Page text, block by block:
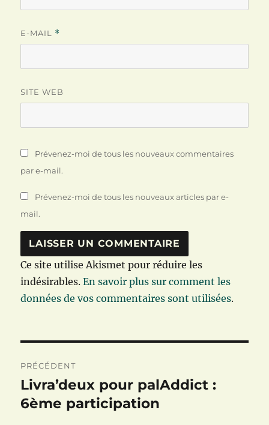
E-MAIL *
SITE WEB
Prévenez-moi de tous les nouveaux commentaires
par e-mail.
Prévenez-moi de tous les nouveaux articles par e-
mail.
Ce site utilise Akismet pour réduire les
indésirables.En savoir plus sur comment les
données de vos commentaires sont utilisées.
de
l’article
PRÉCÉDENT
Publication
précédente :
Livra’deux pour palAddict :
6ème participation